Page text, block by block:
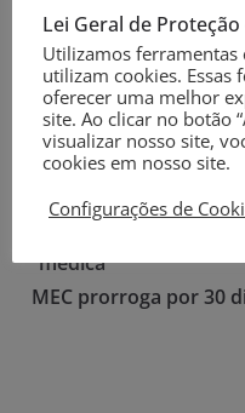
Foto: Marcelo
Compartilhe nas suas
INSS cria serviço
médica
MEC prorroga por 30
Lei Geral de
Utilizamos ferramentas
utilizam cookies. Essas
oferecer uma melhor
site. Ao clicar no botão
visualizar nosso site,
cookies em nosso site.
Configurações de